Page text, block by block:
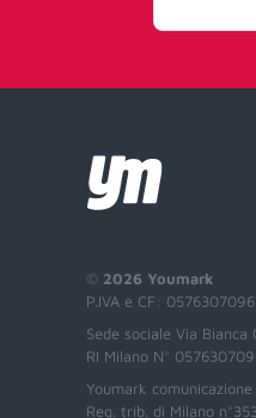
© 2026 Youmark
P.IVA e CF:
Sede sociale Via Bianca
RI Milano N°
Youmark
Reg. trib. di Milano